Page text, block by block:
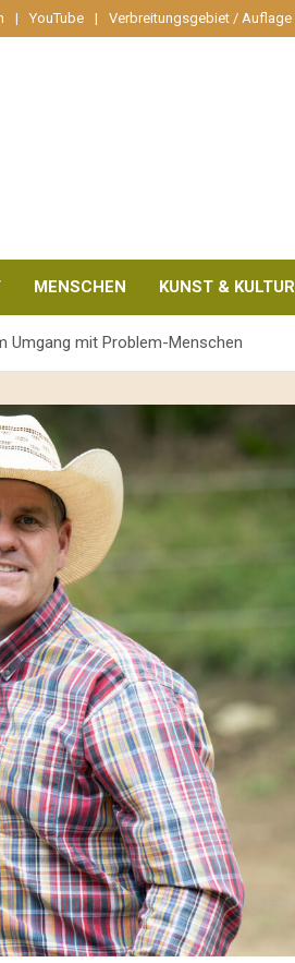
YouTube Verbreitungsgebiet / Auflage
MENSCHEN KUNST & KULTUR
Umgang mit Problem-Menschen